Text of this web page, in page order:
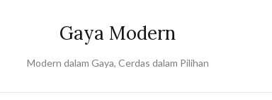
Gaya Modern
Modern dalam Gaya, Cerdas dalam Pilihan